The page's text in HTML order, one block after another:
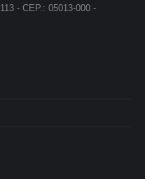
- CEP.: 05013-000 -